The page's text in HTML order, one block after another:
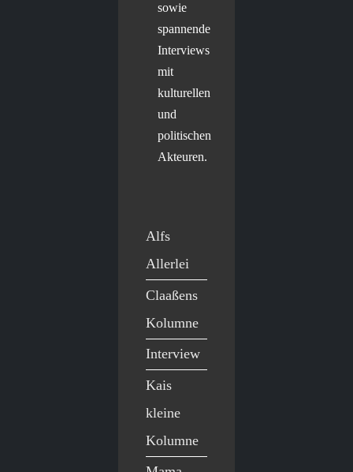
sowie
spannende
Interviews
mit
kulturellen
und
politischen
Akteuren.
Alfs
Allerlei
Claaßens
Kolumne
Interview
Kais
kleine
Kolumne